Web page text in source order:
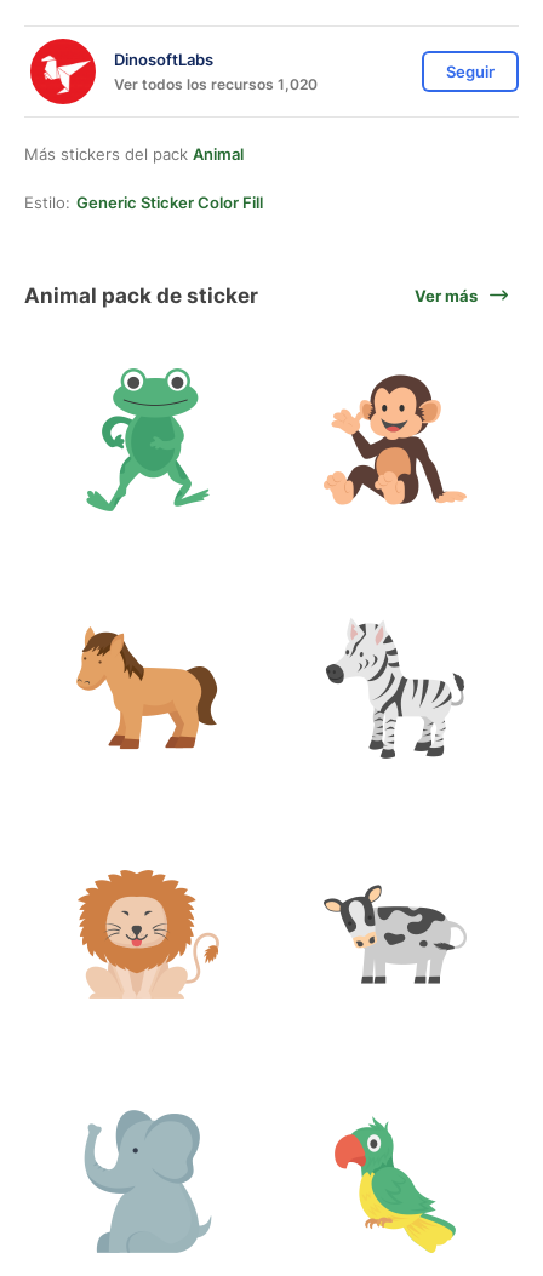
DinosoftLabs
Ver todos los recursos 1,020
Seguir
Más stickers del pack Animal
Estilo: Generic Sticker Color Fill
Animal pack de sticker Ver más